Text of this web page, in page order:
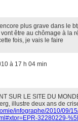
plus grave dans le
être au chômage à la
fois, je vais le faire
à 17 h 04 min
SUR LE SITE DU
illustre deux ans de
infographe/2010/09/
32280229-